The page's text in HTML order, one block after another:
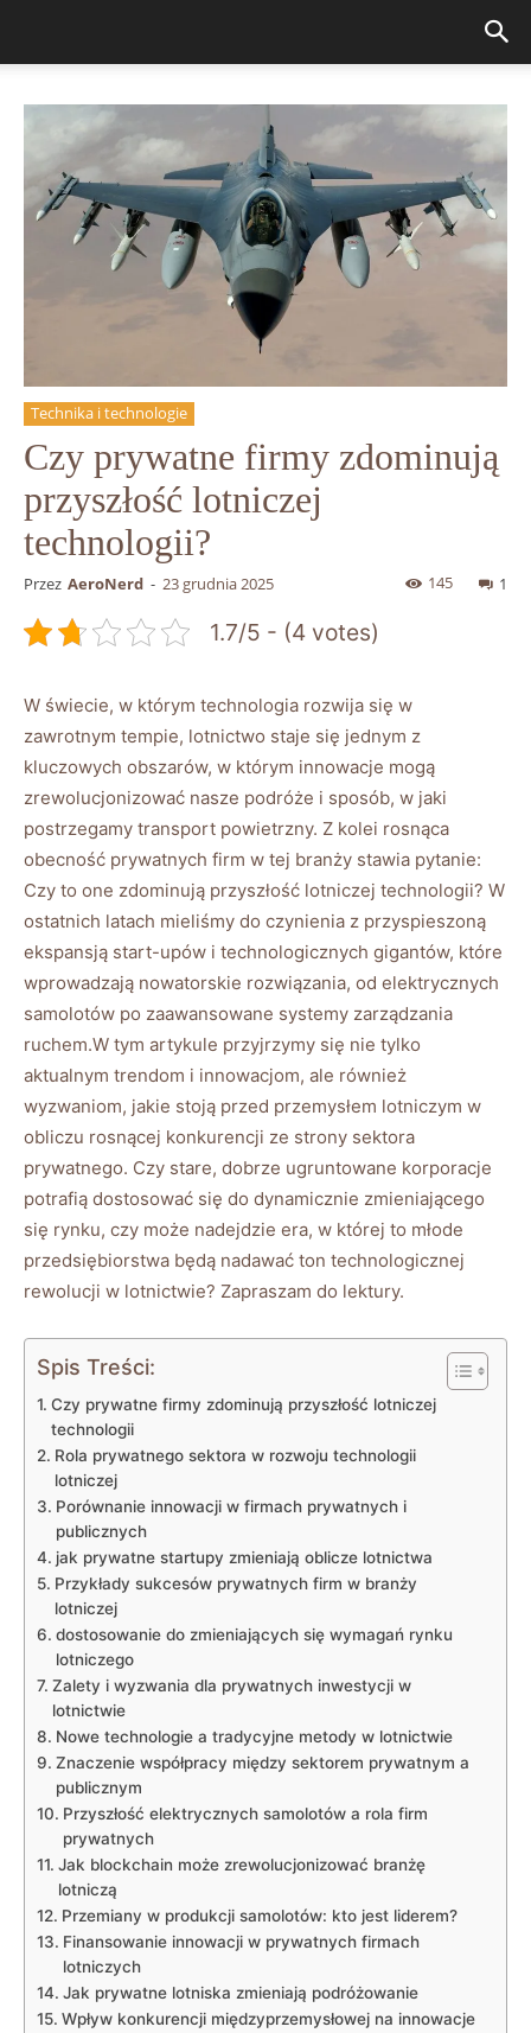
Technika i technologie
Czy prywatne firmy zdominują
przyszłość lotniczej
technologii?
Przez AeroNerd - 23 grudnia 2025 1
145
1.7/5 - (4 votes)
W świecie, w którym technologia rozwija się w
zawrotnym tempie, lotnictwo staje się jednym z
kluczowych obszarów, w którym innowacje mogą
zrewolucjonizować nasze podróże i sposób, w jaki
postrzegamy transport powietrzny. Z kolei rosnąca
obecność prywatnych firm w tej branży stawia pytanie:
Czy to one zdominują przyszłość lotniczej technologii? W
ostatnich latach mieliśmy do czynienia z przyspieszoną
ekspansją start-upów i technologicznych gigantów, które
wprowadzają nowatorskie rozwiązania, od elektrycznych
samolotów po zaawansowane systemy zarządzania
ruchem.W tym artykule przyjrzymy się nie tylko
aktualnym trendom i innowacjom, ale również
wyzwaniom, jakie stoją przed przemysłem lotniczym w
obliczu rosnącej konkurencji ze strony sektora
prywatnego. Czy stare, dobrze ugruntowane korporacje
potrafią dostosować się do dynamicznie zmieniającego
się rynku, czy może nadejdzie era, w której to młode
przedsiębiorstwa będą nadawać ton technologicznej
rewolucji w lotnictwie? Zapraszam do lektury.
Spis Treści:
Czy prywatne firmy zdominują przyszłość lotniczej
technologii
Rola prywatnego sektora w rozwoju technologii
lotniczej
Porównanie innowacji w firmach prywatnych i
publicznych
jak prywatne startupy zmieniają oblicze lotnictwa
Przykłady sukcesów prywatnych firm w branży
lotniczej
dostosowanie do zmieniających się wymagań rynku
lotniczego
Zalety i wyzwania dla prywatnych inwestycji w
lotnictwie
Nowe technologie a tradycyjne metody w lotnictwie
Znaczenie współpracy między sektorem prywatnym a
publicznym
Przyszłość elektrycznych samolotów a rola firm
prywatnych
Jak blockchain może zrewolucjonizować branżę
lotniczą
Przemiany w produkcji samolotów: kto jest liderem?
Finansowanie innowacji w prywatnych firmach
lotniczych
Jak prywatne lotniska zmieniają podróżowanie
Wpływ konkurencji międzyprzemysłowej na innowacje